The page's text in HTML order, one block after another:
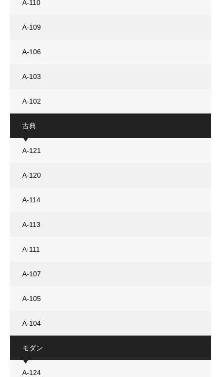
A-110
A-109
A-106
A-103
A-102
古典
A-121
A-120
A-114
A-113
A-111
A-107
A-105
A-104
モダン
A-124